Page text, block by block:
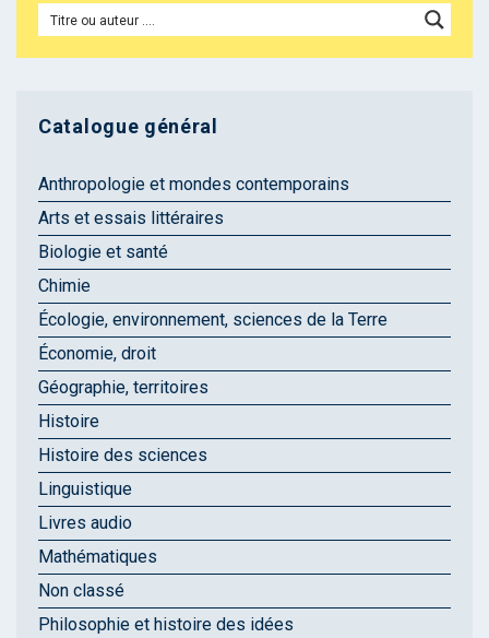
Catalogue général
Anthropologie et mondes contemporains
Arts et essais littéraires
Biologie et santé
Chimie
Écologie, environnement, sciences de la Terre
Économie, droit
Géographie, territoires
Histoire
Histoire des sciences
Linguistique
Livres audio
Mathématiques
Non classé
Philosophie et histoire des idées